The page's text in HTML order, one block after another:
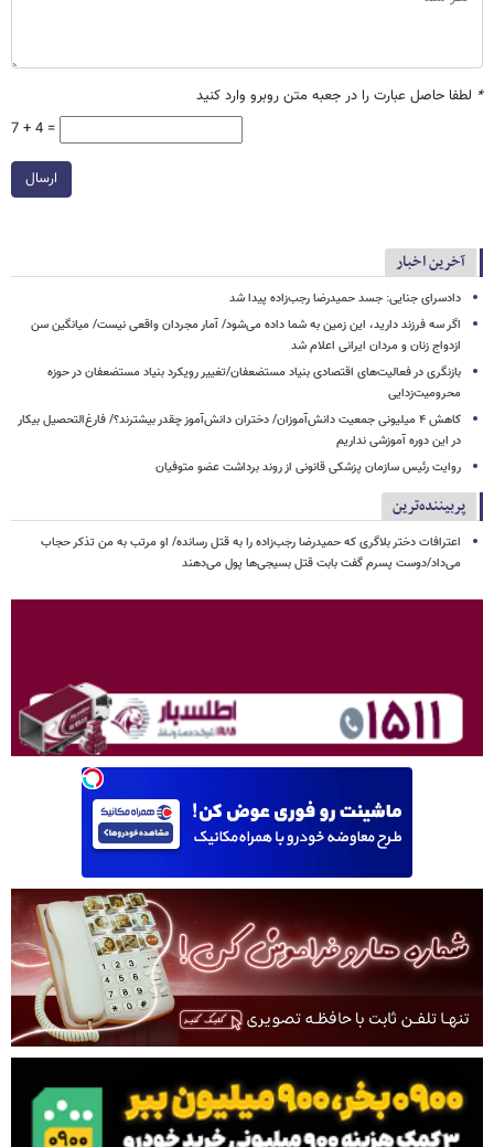
* لطفا حاصل عبارت را در جعبه متن روبرو وارد کنید
7 + 4 =
ارسال
آخرین اخبار
دادسرای جنایی: جسد حمیدرضا رجب‌زاده پیدا شد
اگر سه فرزند دارید، این زمین به شما داده می‌شود/ آمار مجردان واقعی نیست/ میانگین سن
ازدواج زنان و مردان ایرانی اعلام شد
بازنگری در فعالیت‌های اقتصادی بنیاد مستضعفان/تغییر رویکرد بنیاد مستضعفان در حوزه
محرومیت‌زدایی
کاهش ۴ میلیونی جمعیت دانش‌آموزان/ دختران دانش‌آموز چقدر بیشترند؟/ فارغ‌التحصیل بیکار
در این دوره آموزشی نداریم
روایت رئیس سازمان پزشکی قانونی از روند برداشت عضو متوفیان
پربیننده‌ترین
اعترافات دختر بلاگری که حمیدرضا رجب‌زاده را به قتل رسانده/ او مرتب به من تذکر حجاب
می‌داد/دوست پسرم گفت بابت قتل بسیجی‌ها پول می‌دهند